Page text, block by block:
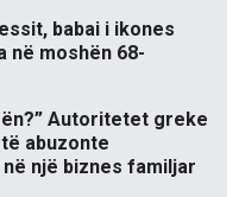
babai i ikones
në moshën 68-
Autoritetet greke
abuzonte
një biznes familjar